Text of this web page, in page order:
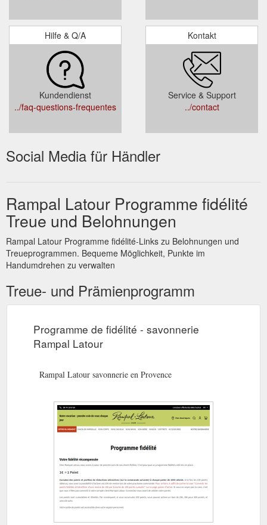
Hilfe & Q/A
Kundendienst
../faq-questions-frequentes
Kontakt
Service & Support
../contact
Social Media für Händler
Rampal Latour Programme fidélité
Treue und Belohnungen
Rampal Latour Programme fidélité-Links zu Belohnungen und
Treueprogrammen. Bequeme Möglichkeit, Punkte im
Handumdrehen zu verwalten
Treue- und Prämienprogramm
Programme de fidélité - savonnerie
Rampal Latour
Rampal Latour savonnerie en Provence